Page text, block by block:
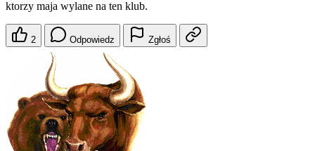
ktorzy maja wylane na ten klub.
2 Odpowiedz Zgłoś